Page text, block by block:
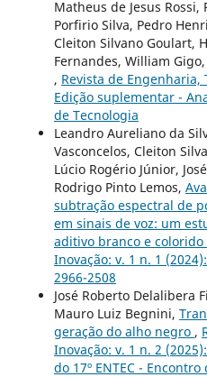
Matheus de Jesus
Porfirio Silva, Pedro
Cleiton Silvano Goulart,
Fernandes, William Gigo,
, Revista de Engenharia,
Edição suplementar -
de Tecnologia
Leandro Aureliano da
Vasconcelos, Cleiton
Lúcio Rogério Júnior,
Rodrigo Pinto Lemos,
subtração espectral de
em sinais de voz: um
aditivo branco e colorido
Inovação: v. 1 n. 1
2966-2508
José Roberto Delalibera
Mauro Luiz Begnini,
geração do alho negro ,
Inovação: v. 1 n. 2
do 17º ENTEC -